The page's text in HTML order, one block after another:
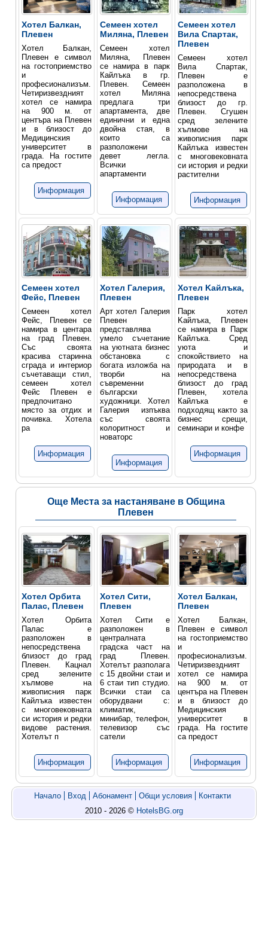
Хотел Балкан,
Плевен
Хотел Балкан,
Плевен е символ
на гостоприемство
и
професиoнализъм.
Четиризвездният
хотел се намира
на 900 м. от
центъра на Плевен
и в близост до
Медицинския
университет в
града. На гостите
са предост
Информация
Семеен хотел
Миляна, Плевен
Семеен хотел
Миляна, Плевен
се намира в парк
Кайлъка в гр.
Плевен. Семеен
хотел Миляна
предлага три
апартамента, две
единични и една
двойна стая, в
които са
разположени
девет легла.
Всички
апартаменти
Информация
Семеен хотел
Вила Спартак,
Плевен
Семеен хотел
Вила Спартак,
Плевен е
разположена в
непосредствена
близост до гр.
Плевен. Сгушен
сред зелените
хълмове на
живописния парк
Кайлъка известен
с многовековната
си история и редки
растителни
Информация
Семеен хотел
Фейс, Плевен
Семеен хотел
Фейс, Плевен се
намира в центара
на град Плевен.
Със своята
красива старинна
сграда и интериор
съчетаващи стил,
семеен хотел
Фейс Плевен е
предпочитано
място за отдих и
почивка. Хотела
ра
Информация
Хотел Галерия,
Плевен
Арт хотел Галерия
Плевен
представлява
умело съчетание
на уютната бизнес
обстановка с
богата изложба на
творби на
съвременни
български
художници. Хотел
Галерия изпъква
със своята
колоритност и
новаторс
Информация
Хотел Kайлъка,
Плевен
Парк хотел
Kайлъка, Плевен
се намира в Парк
Кайлъка. Сред
уюта и
спокойствието на
природата и в
непосредствена
близост до град
Плевен, хотела
Кайлъка е
подходящ както за
бизнес срещи,
семинари и конфе
Информация
Още Места за настаняване в Община
Плевен
Хотел Oрбита
Палас, Плевен
Хотел Орбита
Палас е
разположен в
непосредствена
близост до град
Плевен. Кацнал
сред зелените
хълмове на
живописния парк
Кайлъка известен
с многовековната
си история и редки
видове растения.
Хотелът п
Информация
Хотел Сити,
Плевен
Хотел Сити е
разположен в
централната
градска част на
град Плевен.
Хотелът разполага
с 15 двойни стаи и
6 стаи тип студио.
Всички стаи са
обoрудвани с:
климатик,
минибар, телефон,
телевизор със
сатели
Информация
Хотел Балкан,
Плевен
Хотел Балкан,
Плевен е символ
на гостоприемство
и
професиoнализъм.
Четиризвездният
хотел се намира
на 900 м. от
центъра на Плевен
и в близост до
Медицинския
университет в
града. На гостите
са предост
Информация
Начало Вход Абонамент Общи условия
Контакти
2010 - 2026 © HotelsBG.org